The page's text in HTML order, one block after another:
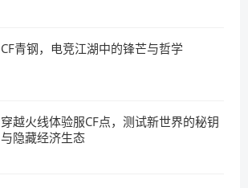
CF青钢，电竞江湖中的锋芒与哲学
穿越火线体验服CF点，测试新世界的秘钥
与隐藏经济生态